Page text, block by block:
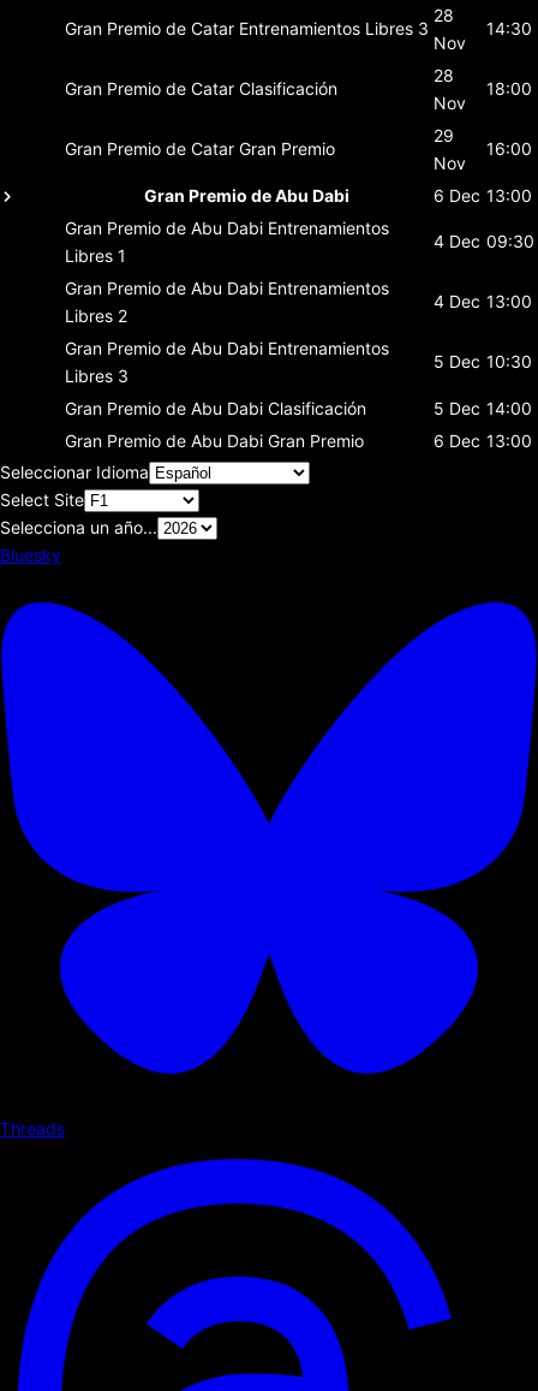
Gran Premio de Catar Entrenamientos Libres 3
28
Nov
14:30
Gran Premio de Catar Clasificación
28
Nov
18:00
Gran Premio de Catar Gran Premio
29
Nov
16:00
Gran Premio de Abu Dabi 6 Dec 13:00
Gran Premio de Abu Dabi Entrenamientos
Libres 1
4 Dec 09:30
Gran Premio de Abu Dabi Entrenamientos
Libres 2
4 Dec 13:00
Gran Premio de Abu Dabi Entrenamientos
Libres 3
5 Dec 10:30
Gran Premio de Abu Dabi Clasificación 5 Dec 14:00
Gran Premio de Abu Dabi Gran Premio 6 Dec 13:00
Seleccionar Idioma
Select Site
Selecciona un año...
Bluesky
Threads